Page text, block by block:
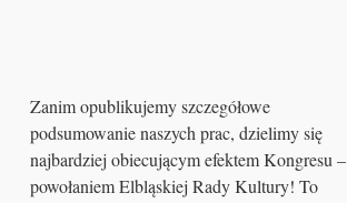
Zanim opublikujemy szczegółowe
podsumowanie naszych prac, dzielimy się
najbardziej obiecującym efektem Kongresu –
powołaniem Elbląskiej Rady Kultury! To